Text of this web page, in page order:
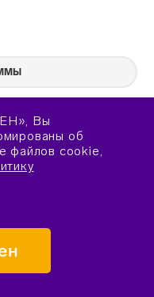
Вы
об
файлов cookie,